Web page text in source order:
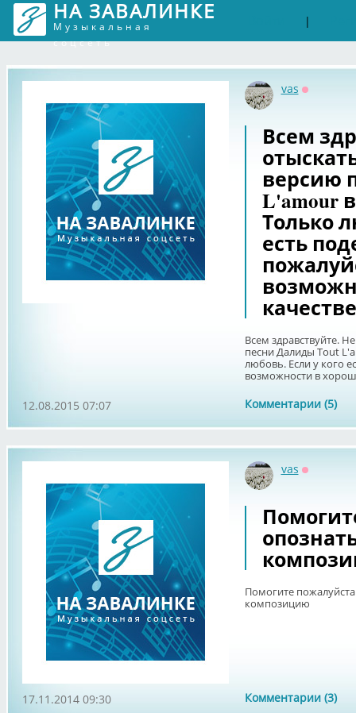
НА ЗАВАЛИНКЕ
Музыкальная
соцсеть
|
vas
Всем
версию
L'amour
Только
есть
Всем здравствуйте.
песни Далиды Tout
любовь. Если у кого
возможности в
Комментарии (5)
12.08.2015 07:07
vas
Помогите
композицию
Комментарии (3)
17.11.2014 09:30